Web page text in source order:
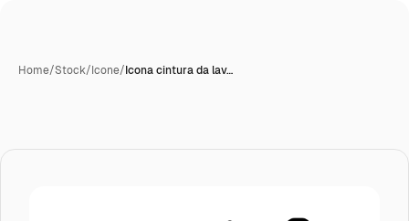
Home/Stock/Icone/Icona cintura da lav…